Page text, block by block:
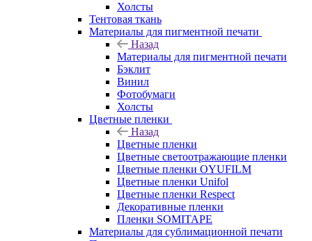
Холсты
Тентовая ткань
Материалы для пигментной печати
Назад
Материалы для пигментной печати
Бэклит
Винил
Фотобумаги
Холсты
Цветные пленки
Назад
Цветные пленки
Цветные светоотражающие пленки
Цветные пленки OYUFILM
Цветные пленки Unifol
Цветные пленки Respect
Декоративные пленки
Пленки SOMITAPE
Материалы для сублимационной печати